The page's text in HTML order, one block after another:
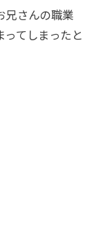
兄さんの職業
ってしまったと